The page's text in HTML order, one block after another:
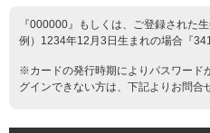
『000000』もしくは、ご登録された
例）1234年12月3日生まれの場合『
※カードの発行時期によりパスワード
グインできない方は、下記よりお問合